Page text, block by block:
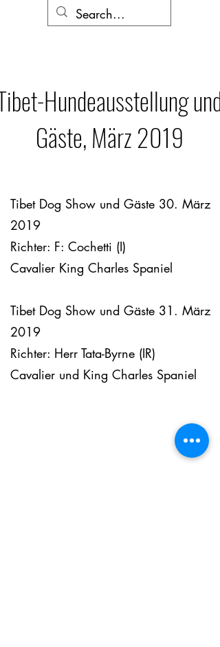
Hundeausstellung und
Gäste, März 2019
Tibet Dog Show und Gäste 30. März
2019
Richter: F: Cochetti (I)
Cavalier King Charles Spaniel
Tibet Dog Show und Gäste 31. März
2019
Richter: Herr Tata-Byrne (IR)
Cavalier und King Charles Spaniel